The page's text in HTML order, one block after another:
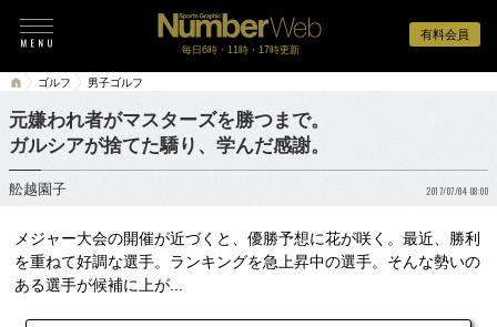
有料会員
毎日6時・11時・17時更新
ゴルフ 男子ゴルフ
元嫌われ者がマスターズを勝つまで。
ガルシアが捨てた驕り、学んだ感謝。
舩越園子 2017/07/04 08:00
メジャー大会の開催が近づくと、優勝予想に花が咲く。最近、勝利
を重ねて好調な選手。ランキングを急上昇中の選手。そんな勢いの
ある選手が候補に上が...